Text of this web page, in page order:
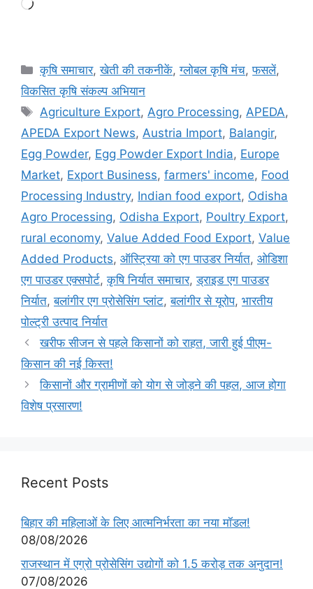
कृषि समाचार,खेती की तकनीकें,ग्लोबल कृषि मंच,फसलें,
विकसित कृषि संकल्प अभियान
Agriculture Export,Agro Processing,APEDA,
APEDA Export News, Austria Import, Balangir,
Egg Powder, Egg Powder Export India, Europe
Market, Export Business, farmers' income, Food
Processing Industry, Indian food export, Odisha
Agro Processing, Odisha Export, Poultry Export,
rural economy, Value Added Food Export, Value
Added Products, ऑस्ट्रिया को एग पाउडर निर्यात, ओडिशा
एग पाउडर एक्सपोर्ट,कृषि निर्यात समाचार,ड्राइड एग पाउडर
निर्यात,बलांगीर एग प्रोसेसिंग प्लांट,बलांगीर से यूरोप, भारतीय
पोल्ट्री उत्पाद निर्यात
खरीफ सीजन से पहले किसानों को राहत, जारी हुई पीएम-
किसान की नई किस्त!
किसानों और ग्रामीणों को योग से जोड़ने की पहल, आज होगा
विशेष प्रसारण!
Recent Posts
बिहार की महिलाओं के लिए आत्मनिर्भरता का नया मॉडल!
08/08/2026
राजस्थान में एग्रो प्रोसेसिंग उद्योगों को 1.5 करोड़ तक अनुदान!
07/08/2026